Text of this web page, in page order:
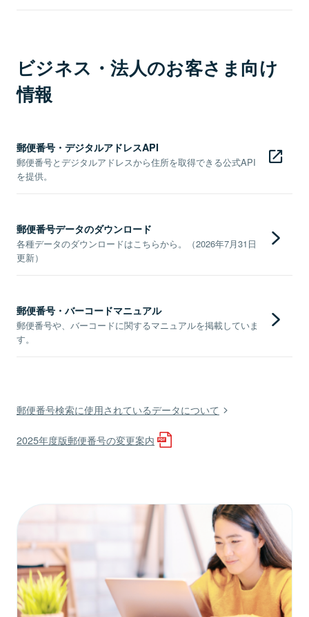
ビジネス・法人のお客さま向け
情報
郵便番号・デジタルアドレスAPI
郵便番号とデジタルアドレスから住所を取得できる公式API
を提供。
郵便番号データのダウンロード
各種データのダウンロードはこちらから。（2026年7月31日
更新）
郵便番号・バーコードマニュアル
郵便番号や、バーコードに関するマニュアルを掲載していま
す。
郵便番号検索に使用されているデータについて
2025年度版郵便番号の変更案内